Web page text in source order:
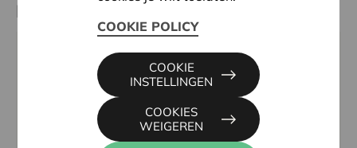
Partner
Jeugdharmonie Opwijk, Mechelstraat 17, 1745
jeugdharmonie.opwijk@gmail.com
www.harmonieopwijk.be
COOKIE POLICY
COOKIES
WEIGEREN
COOKIE
INSTELLINGEN